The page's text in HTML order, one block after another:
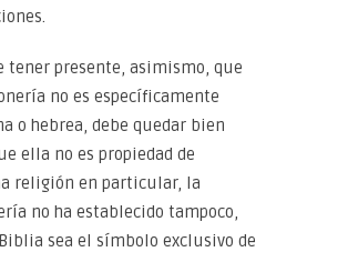
tener presente, asimismo, que
no es específicamente
o hebrea, debe quedar bien
ella no es propiedad de
religión en particular, la
no ha establecido tampoco,
sea el símbolo exclusivo de